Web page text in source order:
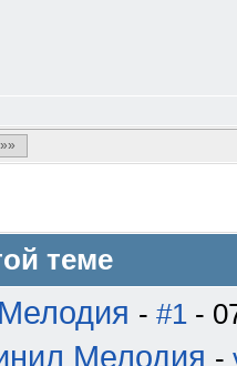
теме
- #1 -
Мелодия -